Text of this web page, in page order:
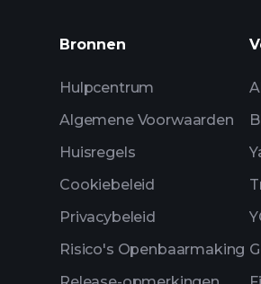
Bronnen
Hulpcentrum
Algemene Voorwaarden
Huisregels
Cookiebeleid
Privacybeleid
Risico's Openbaarmaking